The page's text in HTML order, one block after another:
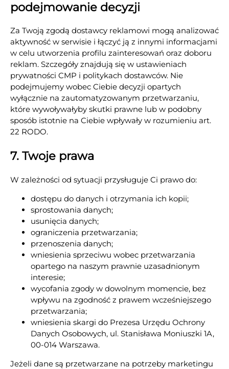
podejmowanie decyzji
Za Twoją zgodą dostawcy reklamowi mogą analizować
aktywność w serwisie i łączyć ją z innymi informacjami
w celu utworzenia profilu zainteresowań oraz doboru
reklam. Szczegóły znajdują się w ustawieniach
prywatności CMP i politykach dostawców. Nie
podejmujemy wobec Ciebie decyzji opartych
wyłącznie na zautomatyzowanym przetwarzaniu,
które wywoływałyby skutki prawne lub w podobny
sposób istotnie na Ciebie wpływały w rozumieniu art.
22 RODO.
7. Twoje prawa
W zależności od sytuacji przysługuje Ci prawo do:
dostępu do danych i otrzymania ich kopii;
sprostowania danych;
usunięcia danych;
ograniczenia przetwarzania;
przenoszenia danych;
wniesienia sprzeciwu wobec przetwarzania
opartego na naszym prawnie uzasadnionym
interesie;
wycofania zgody w dowolnym momencie, bez
wpływu na zgodność z prawem wcześniejszego
przetwarzania;
wniesienia skargi do Prezesa Urzędu Ochrony
Danych Osobowych, ul. Stanisława Moniuszki 1A,
00-014 Warszawa.
Jeżeli dane są przetwarzane na potrzeby marketingu